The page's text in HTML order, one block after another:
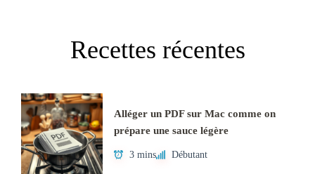
Recettes récentes
Alléger un PDF sur Mac comme on
prépare une sauce légère
3 mins Débutant